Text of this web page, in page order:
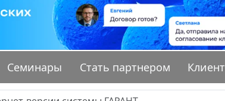
Семинары Стать партнером